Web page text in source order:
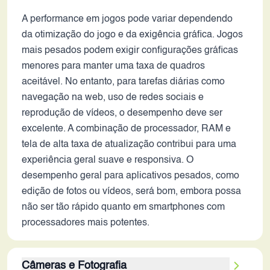
A performance em jogos pode variar dependendo
da otimização do jogo e da exigência gráfica. Jogos
mais pesados podem exigir configurações gráficas
menores para manter uma taxa de quadros
aceitável. No entanto, para tarefas diárias como
navegação na web, uso de redes sociais e
reprodução de vídeos, o desempenho deve ser
excelente. A combinação de processador, RAM e
tela de alta taxa de atualização contribui para uma
experiência geral suave e responsiva. O
desempenho geral para aplicativos pesados, como
edição de fotos ou vídeos, será bom, embora possa
não ser tão rápido quanto em smartphones com
processadores mais potentes.
Câmeras e Fotografia